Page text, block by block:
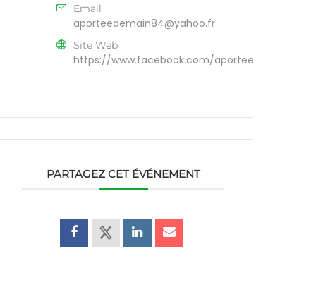
Email
aporteedemain84@yahoo.fr
Site Web
https://www.facebook.com/aporteedemain84/
PARTAGEZ CET ÉVÉNEMENT